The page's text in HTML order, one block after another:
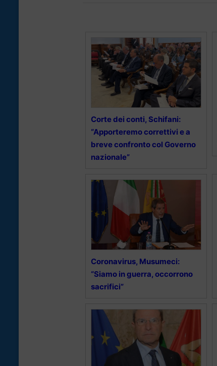
Corte dei conti, Schifani:
“Apporteremo correttivi e a
breve confronto col Governo
nazionale”
Coronavirus, Musumeci:
“Siamo in guerra, occorrono
sacrifici”